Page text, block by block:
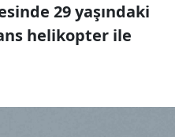
29 yaşındaki
helikopter ile